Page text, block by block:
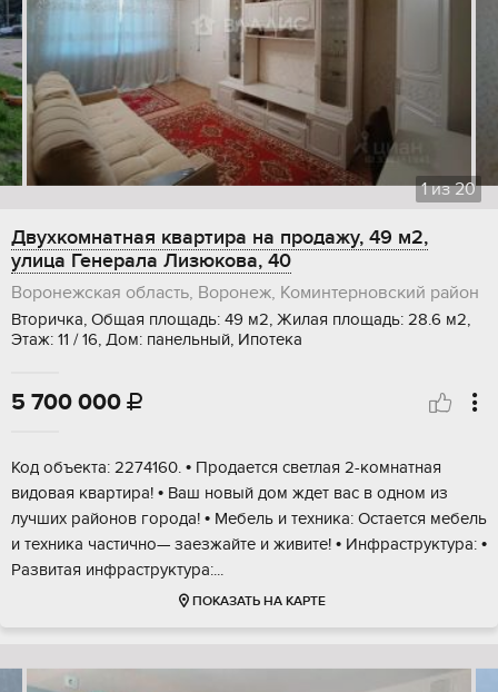
1из20
Двухкомнатная квартира на продажу, 49 м2,
улица Генерала Лизюкова, 40
Воронежская область, Воронеж, Коминтерновский район
Вторичка, Общая площадь: 49 м2, Жилая площадь: 28.6 м2,
Этаж: 11 / 16, Дом: панельный, Ипотека
5 700 000 
Код объекта: 2274160. • Продается светлая 2-комнатная
видовая квартира! • Ваш новый дом ждет вас в одном из
лучших районов города! • Мебель и техника: Остается мебель
и техника частично— заезжайте и живите! • Инфраструктура: •
Развитая инфраструктура:...
ПОКАЗАТЬ НА КАРТЕ